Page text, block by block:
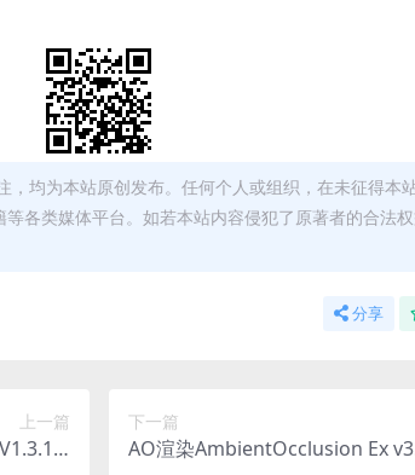
均为本站原创发布。任何个人或组织，在未征得本
各类媒体平台。如若本站内容侵犯了原著者的合法
分享
上一篇
P
下一篇
AO渲染AmbientOcclusion Ex